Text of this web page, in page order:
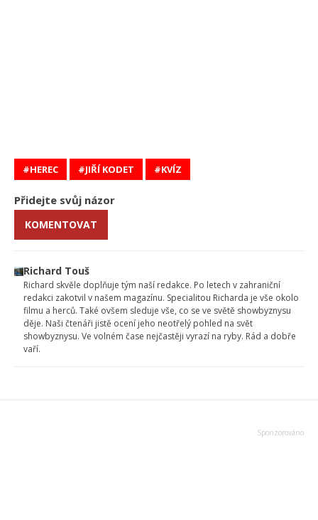
HEREC JIŘÍ KODET KVÍZ
Přidejte svůj názor
KOMENTOVAT
Richard Touš
Richard skvěle doplňuje tým naší redakce. Po letech v zahraniční
redakci zakotvil v našem magazínu. Specialitou Richarda je vše okolo
filmu a herců. Také ovšem sleduje vše, co se ve světě showbyznysu
děje. Naši čtenáři jistě ocení jeho neotřelý pohled na svět
showbyznysu. Ve volném čase nejčastěji vyrazí na ryby. Rád a dobře
vaří.